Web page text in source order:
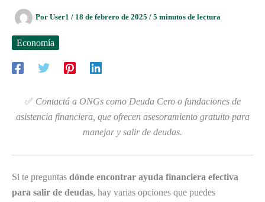
Por User1 / 18 de febrero de 2025 / 5 minutos de lectura
Economía
✅ Contactá a ONGs como Deuda Cero o fundaciones de
asistencia financiera, que ofrecen asesoramiento gratuito para
manejar y salir de deudas.
Si te preguntas dónde encontrar ayuda financiera efectiva
para salir de deudas, hay varias opciones que puedes